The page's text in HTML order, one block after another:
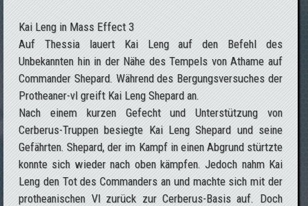
Kai Leng in Mass Effect 3
Auf Thessia lauert Kai Leng auf den Befehl des
Unbekannten hin in der Nähe des Tempels von Athame auf
Commander Shepard. Während des Bergungsversuches der
Protheaner-vI greift Kai Leng Shepard an.
Nach einem kurzen Gefecht und Unterstützung von
Cerberus-Truppen besiegte Kai Leng Shepard und seine
Gefährten. Shepard, der im Kampf in einen Abgrund stürtzte
konnte sich wieder nach oben kämpfen. Jedoch nahm Kai
Leng den Tot des Commanders an und machte sich mit der
protheanischen VI zurück zur Cerberus-Basis auf. Doch